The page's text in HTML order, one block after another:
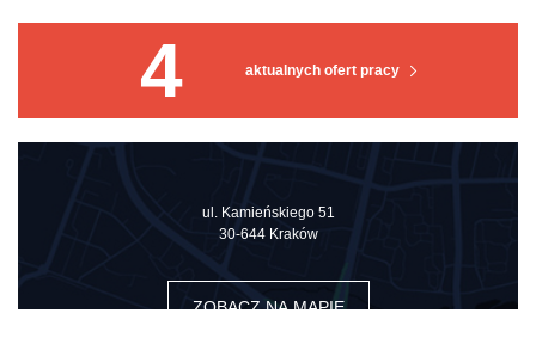
4 aktualnych ofert pracy
ul. Kamieńskiego 51
30-644 Kraków
ZOBACZ NA MAPIE